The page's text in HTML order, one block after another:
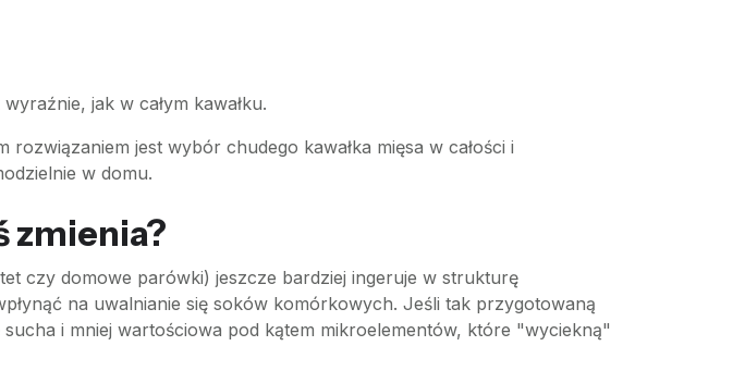
jak w całym kawałku.
jest wybór chudego kawałka mięsa w całości i
w domu.
zmienia?
czy domowe parówki) jeszcze bardziej ingeruje w strukturę
na uwalnianie się soków komórkowych. Jeśli tak przygotowaną
i mniej wartościowa pod kątem mikroelementów, które "wyciekną"